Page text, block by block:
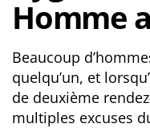
Homme
Beaucoup
quelqu’un, et
de deuxième
multiples excuses